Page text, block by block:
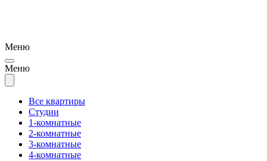
Меню
Меню
Все квартиры
Студии
1-комнатные
2-комнатные
3-комнатные
4-комнатные